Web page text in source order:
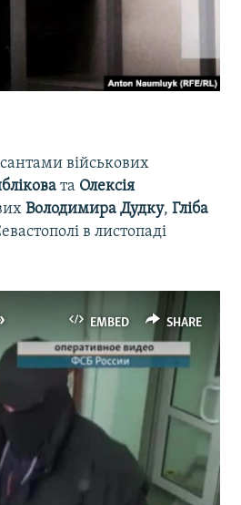
військових
та Олексія
Володимира Дудку,Гліба
в листопаді
EMBED SHARE